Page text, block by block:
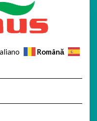
Română
Navigation